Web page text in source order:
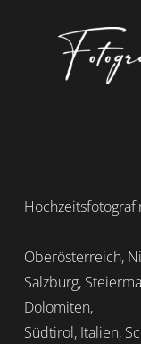
Oberösterreich,
Salzburg,
Dolomiten,
Südtirol, Italien,